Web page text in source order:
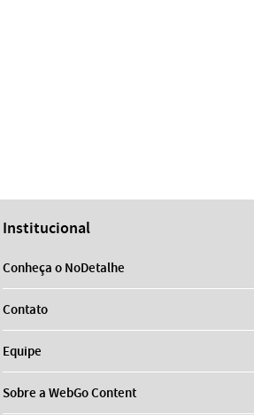
Institucional
Conheça o NoDetalhe
Contato
Equipe
Sobre a WebGo Content